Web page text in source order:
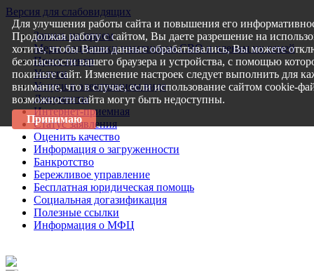
Версия для слабовидящих
Запись на прием
Меры поддержки участникам СВО и членам их семей
Пресс-центр
Услуги
Услуги в электронном виде
Документы
Интернет-приемная
Статус заявления
Оценить качество
Информация о загруженности
Банкротство
Бережливое управление
Бесплатная юридическая помощь
Социальная догазификация
Полезные ссылки
Информация о МФЦ
Для улучшения работы сайта и повышения его
Продолжая работу с сайтом, Вы даете разрешение на
хотите, чтобы Ваши данные обрабатывались, Вы можете
безопасности вашего браузера и устройства, с помощью
покиньте сайт. Изменение настроек следует выполнить для
внимание, что в случае, если использование сайтом cookie-
возможности сайта могут быть недоступны.
Принимаю